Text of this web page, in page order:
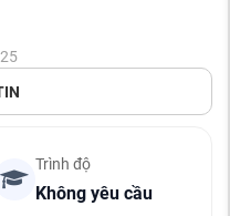
Trình độ
Không yêu cầu